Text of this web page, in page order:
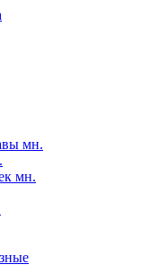
мн.
мн.